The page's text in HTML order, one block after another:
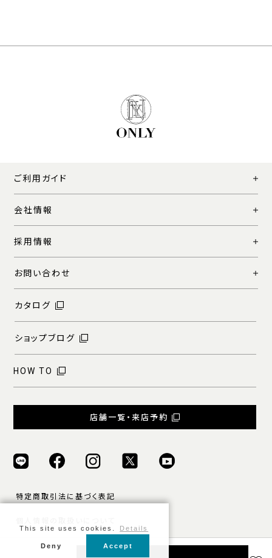
ご利用ガイド
会社情報
採用情報
お問い合わせ
カタログ
ショップブログ
HOW TO
店舗一覧・来店予約
特定商取引法に基づく表記
ご利用規約
This site uses cookies. Details
Deny Accept